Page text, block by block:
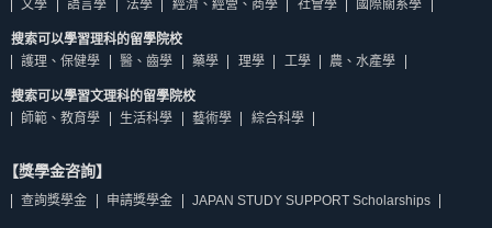
文學
語言學 法學 經濟、經營、商學 社會學 國際關系學
搜索可以學習理科的留學院校
護理、保健學
醫、齒學 藥學 理學 工學 農、水產學
搜索可以學習文理科的留學院校
師範、教育學
生活科學 藝術學 綜合科學
【獎學金咨詢】
查詢獎學金 申請獎學金 JAPAN STUDY SUPPORT Scholarships